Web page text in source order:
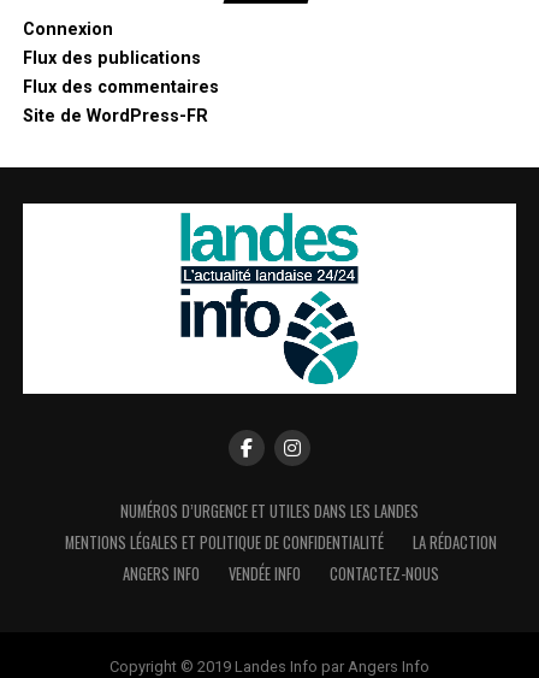
Connexion
Flux des publications
Flux des commentaires
Site de WordPress-FR
NUMÉROS D’URGENCE ET UTILES DANS LES LANDES
MENTIONS LÉGALES ET POLITIQUE DE CONFIDENTIALITÉ
LA RÉDACTION
ANGERS INFO
VENDÉE INFO CONTACTEZ-NOUS
Copyright © 2019 Landes Info par Angers Info